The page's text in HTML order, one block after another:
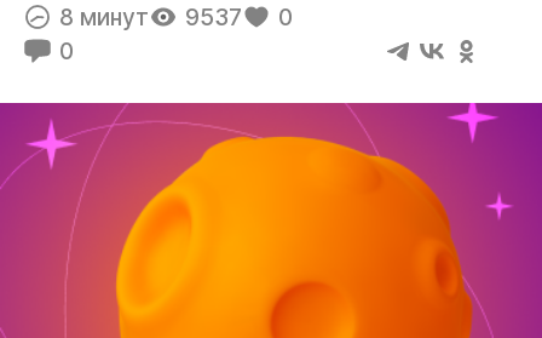
8 минут
9537
0
0